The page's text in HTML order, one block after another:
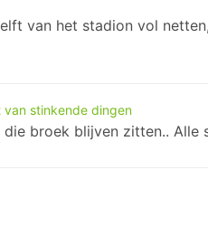
van het stadion vol
stinkende dingen
broek blijven zitten.. Alle